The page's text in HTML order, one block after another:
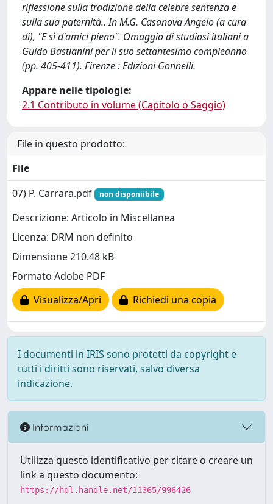
riflessione sulla tradizione della celebre sentenza e
sulla sua paternità.. In M.G. Casanova Angelo (a cura
di), "E sì d'amici pieno". Omaggio di studiosi italiani a
Guido Bastianini per il suo settantesimo compleanno
(pp. 405-411). Firenze : Edizioni Gonnelli.
Appare nelle tipologie:
2.1 Contributo in volume (Capitolo o Saggio)
File in questo prodotto:
File
07) P. Carrara.pdf
non disponiibile
Descrizione: Articolo in Miscellanea
Licenza: DRM non definito
Dimensione 210.48 kB
Formato Adobe PDF
Visualizza/Apri
Richiedi una copia
I documenti in IRIS sono protetti da copyright e
tutti i diritti sono riservati, salvo diversa
indicazione.
Informazioni
Utilizza questo identificativo per citare o creare un
link a questo documento:
https://hdl.handle.net/11365/996426